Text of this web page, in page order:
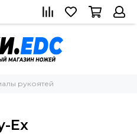
рукоятей
Ex